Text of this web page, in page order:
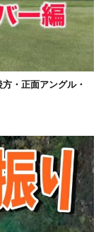
・正面アングル・